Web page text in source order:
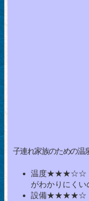
子連れ家族のための温
温度★★★☆☆
がわかりにくい
設備★★★★☆